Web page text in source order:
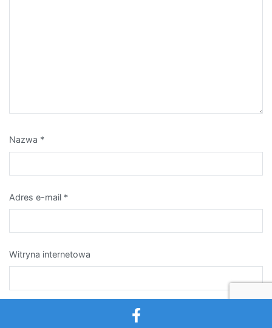
Nazwa *
Adres e-mail *
Witryna internetowa